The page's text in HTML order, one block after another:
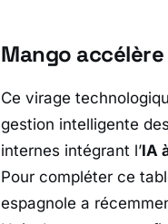
Mango
Ce virage
gestion intelligente
internes intégrant l’IA
Pour compléter ce
espagnole a